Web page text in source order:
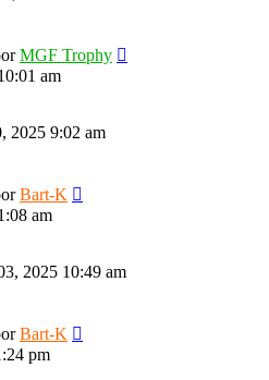
MGF Trophy
am
2025 9:02 am
Bart-K
am
2025 10:49 am
Bart-K
pm